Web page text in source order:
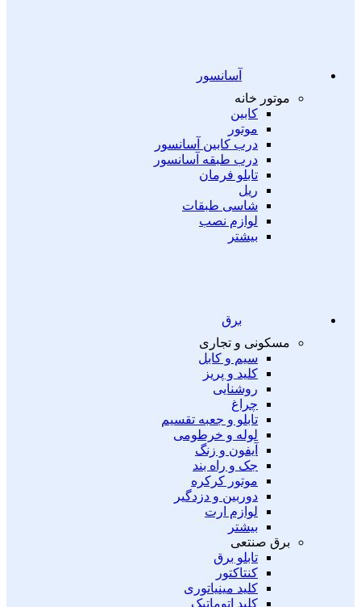
آسانسور
موتور خانه
کابین
موتور
درب کابین آسانسور
درب طبقه آسانسور
تابلو فرمان
ریل
شاسی طبقات
لوازم نصب
بیشتر
برق
مسکونی و تجاری
سیم و کابل
کلید و پریز
روشنایی
چراغ
تابلو و جعبه تقسیم
لوله و خرطومی
آیفون و زنگ
جک و راه بند
موتور کرکره
دوربین و دزدگیر
لوازم ارت
بیشتر
برق صنتعی
تابلو برق
کنتاکتور
کلید مینیاتوری
کلید اتوماتیک